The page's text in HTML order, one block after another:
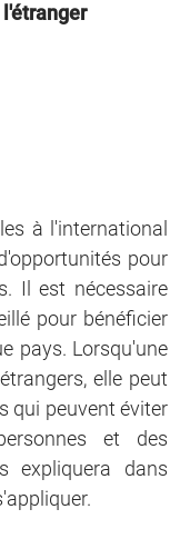
à l'international
pour
Il est nécessaire
pour bénéficier
pays. Lorsqu'une
elle peut
qui peuvent éviter
et des
expliquera dans